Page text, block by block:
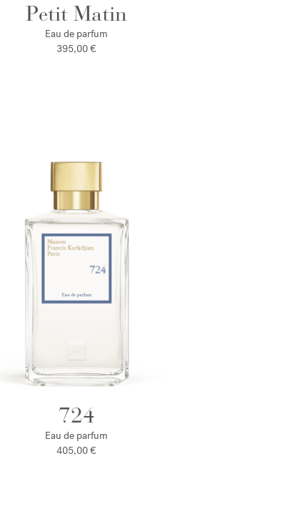
Petit Matin
Eau de parfum
395,00 €
724
Eau de parfum
405,00 €